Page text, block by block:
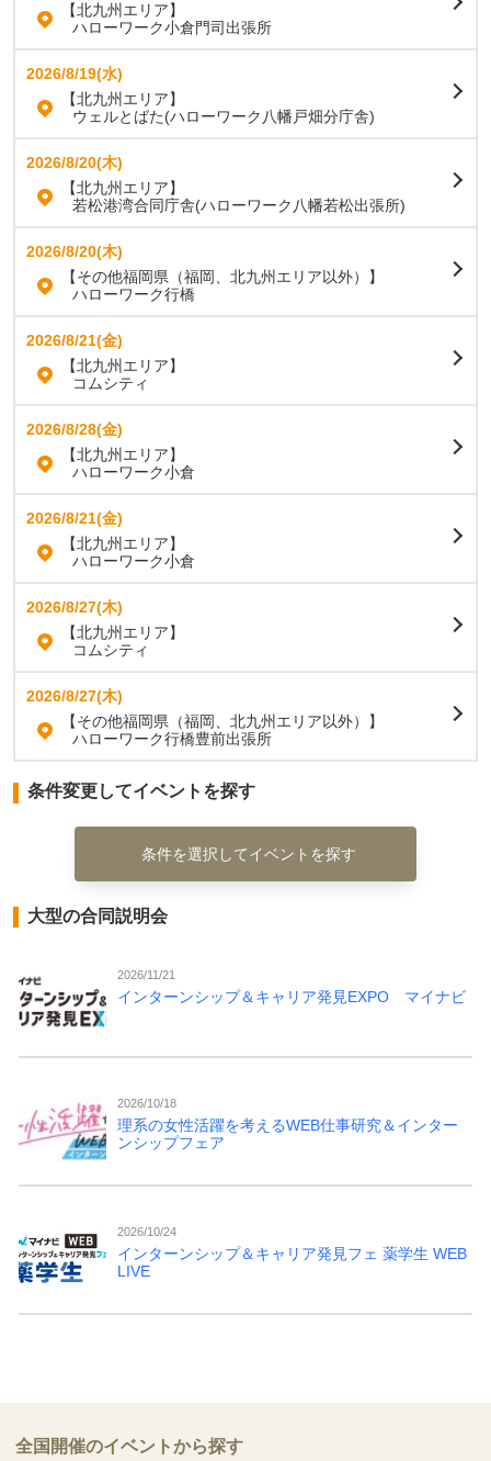
【北九州エリア】
ハローワーク小倉門司出張所
2026/8/19(水)
【北九州エリア】
ウェルとばた(ハローワーク八幡戸畑分庁舎)
2026/8/20(木)
【北九州エリア】
若松港湾合同庁舎(ハローワーク八幡若松出張所)
2026/8/20(木)
【その他福岡県（福岡、北九州エリア以外）】
ハローワーク行橋
2026/8/21(金)
【北九州エリア】
コムシティ
2026/8/28(金)
【北九州エリア】
ハローワーク小倉
2026/8/21(金)
【北九州エリア】
ハローワーク小倉
2026/8/27(木)
【北九州エリア】
コムシティ
2026/8/27(木)
【その他福岡県（福岡、北九州エリア以外）】
ハローワーク行橋豊前出張所
条件変更してイベントを探す
条件を選択してイベントを探す
大型の合同説明会
2026/11/21
インターンシップ＆キャリア発見EXPO マイナビ
2026/10/18
理系の女性活躍を考えるWEB仕事研究＆インター
ンシップフェア
2026/10/24
インターンシップ＆キャリア発見フェ 薬学生 WEB
LIVE
全国開催のイベントから探す